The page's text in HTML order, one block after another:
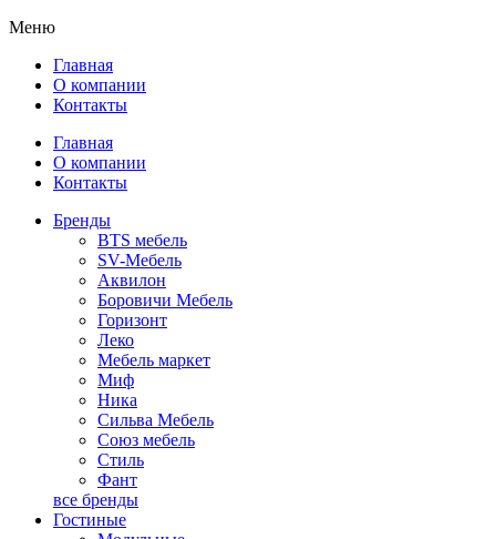
Меню
Главная
О компании
Контакты
Главная
О компании
Контакты
Бренды
BTS мебель
SV-Мебель
Аквилон
Боровичи Мебель
Горизонт
Леко
Мебель маркет
Миф
Ника
Сильва Мебель
Союз мебель
Стиль
Фант
все бренды
Гостиные